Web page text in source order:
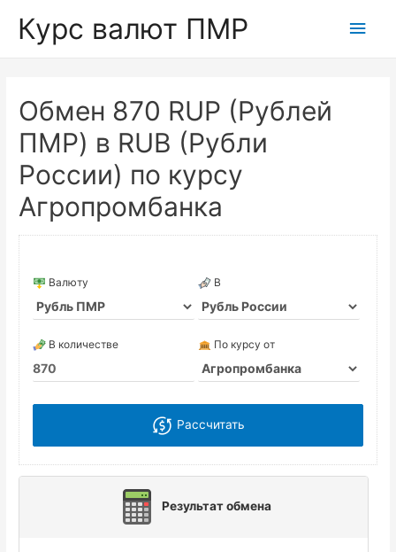
Курс валют ПМР
Обмен 870 RUP (Рублей
ПМР) в RUB (Рубли
России) по курсу
Агропромбанка
Валюту В
В количестве По курсу от
Рассчитать
Результат обмена